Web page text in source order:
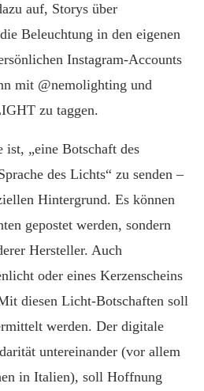
auf, Storys über
Beleuchtung in den eigenen
Instagram-Accounts
mit @nemolighting und
zu taggen.
ist, „eine Botschaft des
des Lichts“ zu senden –
Hintergrund. Es können
gepostet werden, sondern
Hersteller. Auch
oder eines Kerzenscheins
diesen Licht-Botschaften soll
werden. Der digitale
untereinander (vor allem
in Italien), soll Hoffnung